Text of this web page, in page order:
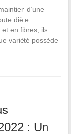
d’une
diète
et en fibres, ils
variété possède
: Un